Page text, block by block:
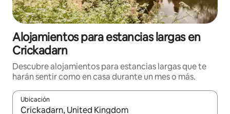
Alojamientos para estancias largas en
Crickadarn
Descubre alojamientos para estancias largas que te
harán sentir como en casa durante un mes o más.
Ubicación
Cuando los resultados estén disponibles, podrás navegar